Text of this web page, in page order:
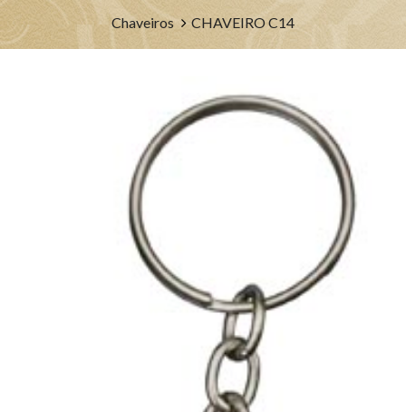
Chaveiros CHAVEIRO C14